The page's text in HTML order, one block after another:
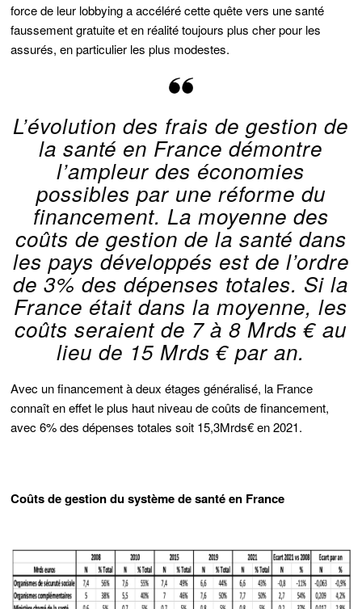
force de leur lobbying a accéléré cette quête vers une santé
faussement gratuite et en réalité toujours plus cher pour les
assurés, en particulier les plus modestes.
L’évolution des frais de gestion de
la santé en France démontre
l’ampleur des économies
possibles par une réforme du
financement. La moyenne des
coûts de gestion de la santé dans
les pays développés est de l’ordre
de 3% des dépenses totales. Si la
France était dans la moyenne, les
coûts seraient de 7 à 8 Mrds € au
lieu de 15 Mrds € par an.
Avec un financement à deux étages généralisé, la France
connaît en effet le plus haut niveau de coûts de financement,
avec 6% des dépenses totales soit 15,3Mrds€ en 2021.
Coûts de gestion du système de santé en France